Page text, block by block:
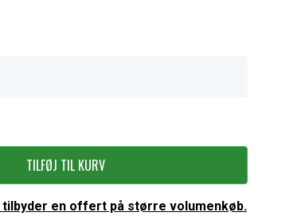
TILFØJ TIL KURV
en offert på større volumenkøb.